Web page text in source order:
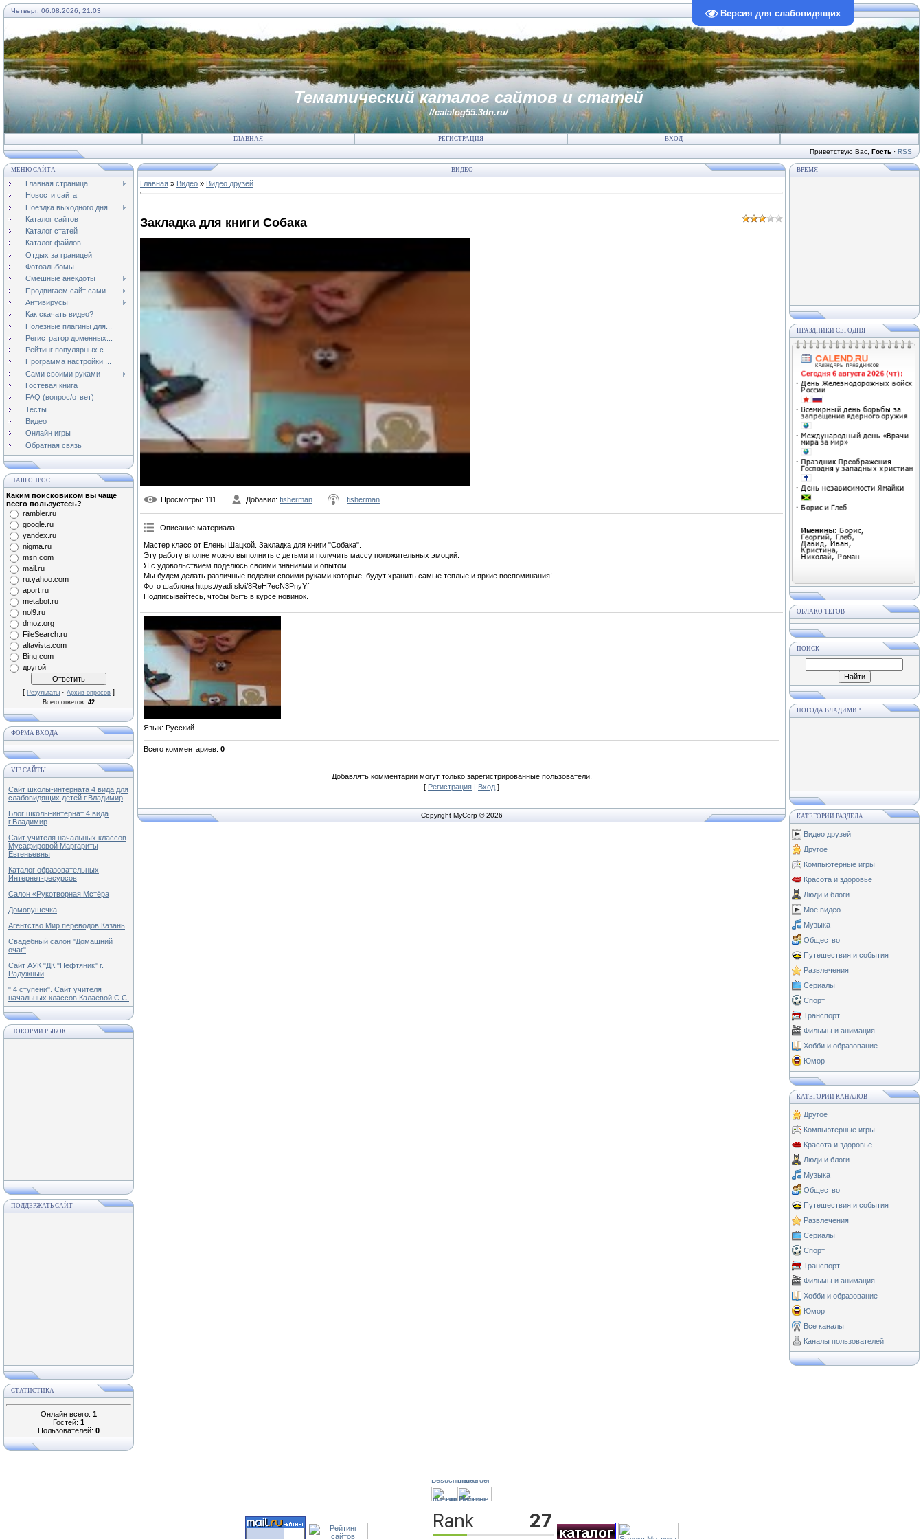
Версия для слабовидящих
Четверг, 06.08.2026, 21:03
Тематический каталог сайтов и статей
//catalog55.3dn.ru/
ГЛАВНАЯ РЕГИСТРАЦИЯ ВХОД
Приветствую Вас Гость · RSS
МЕНЮ САЙТА
Главная страница
Новости сайта
Поездка выходного дня.
Каталог сайтов
Каталог статей
Каталог файлов
Отдых за границей
Фотоальбомы
Смешные анекдоты
Продвигаем сайт сами.
Антивирусы
Как скачать видео?
Полезные плагины для...
Регистратор доменных...
Рейтинг популярных с...
Программа настройки ...
Сами своими руками
Гостевая книга
FAQ (вопрос/ответ)
Тесты
Видео
Онлайн игры
Обратная связь
НАШ ОПРОС
Каким поисковиком вы чаще
всего пользуетесь?
rambler.ru
google.ru
yandex.ru
nigma.ru
msn.com
mail.ru
ru.yahoo.com
aport.ru
metabot.ru
nol9.ru
dmoz.org
FileSearch.ru
altavista.com
Bing.com
другой
[ Результаты · Архив опросов ]
Всего ответов: 42
ФОРМА ВХОДА
VIP САЙТЫ
Сайт школы-интерната 4 вида для
слабовидящих детей г.Владимир
Блог школы-интернат 4 вида
г.Владимир
Сайт учителя начальных классов
Мусафировой Маргариты
Евгеньевны
Каталог образовательных
Интернет-ресурсов
Салон «Рукотворная Мстёра
Домовушечка
Агентство Мир переводов Казань
Свадебный салон "Домашний
очаг"
Сайт АУК "ДК "Нефтяник" г.
Радужный
" 4 ступени". Сайт учителя
начальных классов Калаевой С.С.
ПОКОРМИ РЫБОК
ПОДДЕРЖАТЬ САЙТ
СТАТИСТИКА
Онлайн всего: 1
Гостей: 1
Пользователей: 0
ВИДЕО
Главная » Видео » Видео друзей
Закладка для книги Собака
Просмотры: 111 Добавил: fisherman fisherman
Описание материала:
Мастер класс от Елены Шацкой. Закладка для книги "Собака".
Эту работу вполне можно выполнить с детьми и получить массу положительных эмоций.
Я с удовольствием поделюсь своими знаниями и опытом.
Мы будем делать различные поделки своими руками которые, будут хранить самые теплые и яркие воспоминания!
Фото шаблона https://yadi.sk/i/8ReH7ecN3PnyYf
Подписывайтесь, чтобы быть в курсе новинок.
Язык: Русский
Всего комментариев: 0
Добавлять комментарии могут только зарегистрированные пользователи.
[ Регистрация | Вход ]
Copyright MyCorp © 2026
ВРЕМЯ
ПРАЗДНИКИ СЕГОДНЯ
ОБЛАКО ТЕГОВ
ПОИСК
ПОГОДА ВЛАДИМИР
КАТЕГОРИИ РАЗДЕЛА
Видео друзей
Другое
Компьютерные игры
Красота и здоровье
Люди и блоги
Мое видео.
Музыка
Общество
Путешествия и события
Развлечения
Сериалы
Спорт
Транспорт
Фильмы и анимация
Хобби и образование
Юмор
КАТЕГОРИИ КАНАЛОВ
Другое
Компьютерные игры
Красота и здоровье
Люди и блоги
Музыка
Общество
Путешествия и события
Развлечения
Сериалы
Спорт
Транспорт
Фильмы и анимация
Хобби и образование
Юмор
Все каналы
Каналы пользователей